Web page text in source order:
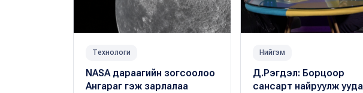
Технологи
NASA дараагийн зогсоолоо
Ангараг гэж зарлалаа
Нийгэм
Д.Рэгдэл: Борцоор
сансарт найруулж